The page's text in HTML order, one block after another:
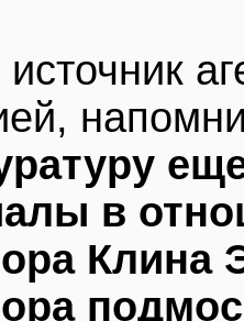
в
Клина